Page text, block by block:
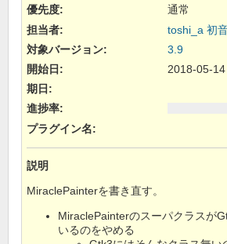
優先度:
通常
担当者:
toshi_a 初
対象バージョン:
3.9
開始日:
2018-05-14
期日:
進捗率:
プラグイン名:
説明
MiraclePainterを書き直す。
MiraclePainterのスーパクラスが
いるのをやめる